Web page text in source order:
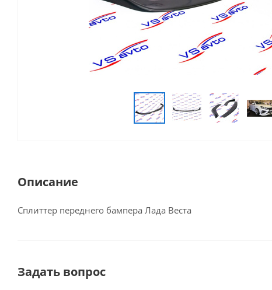
Описание
Сплиттер переднего бампера Лада Веста
Задать вопрос